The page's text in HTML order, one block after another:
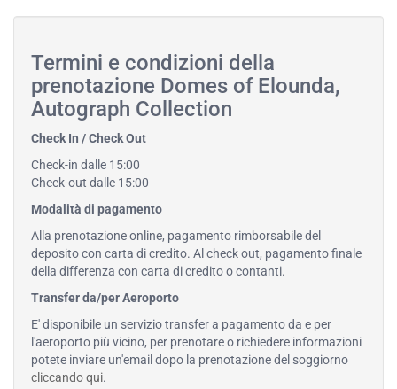
Termini e condizioni della
prenotazione Domes of Elounda,
Autograph Collection
Check In / Check Out
Check-in dalle 15:00
Check-out dalle 15:00
Modalità di pagamento
Alla prenotazione online, pagamento rimborsabile del
deposito con carta di credito. Al check out, pagamento finale
della differenza con carta di credito o contanti.
Transfer da/per Aeroporto
E' disponibile un servizio transfer a pagamento da e per
l'aeroporto più vicino, per prenotare o richiedere informazioni
potete inviare un'email dopo la prenotazione del soggiorno
cliccando qui.